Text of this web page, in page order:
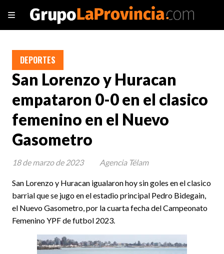
San Lorenzo y Huracan
empataron 0-0 en el clasico
femenino en el Nuevo
Gasometro
San Lorenzo y Huracan igualaron hoy sin goles en el clasico
barrial que se jugo en el estadio principal Pedro Bidegain,
el Nuevo Gasometro, por la cuarta fecha del Campeonato
Femenino YPF de futbol 2023.
DEPORTES
18 de marzo de 2023 Agencia Télam